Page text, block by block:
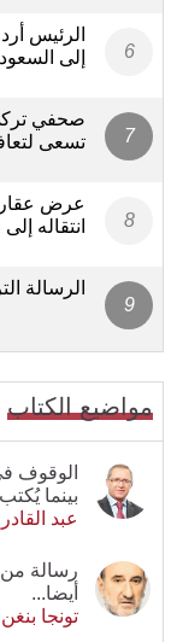
الرئيس
إلى
صحفي
تسعى
عرض
انتقاله
الرسالة التركية لـ7
مواضيع الكتاب
الوقوف
بينما
عبد
أيضا...
تونجا بنغن